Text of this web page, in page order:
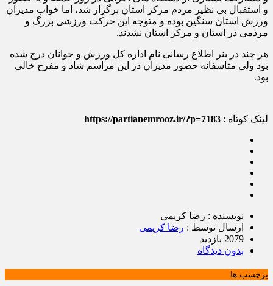
و استقبال بی نظیر مردم مرکز استان برگزار شد، اما خواب مدیران
ورزش استان سنگین بوده و متوجه این حرکت ورزشی بزرگ و
مردمی در استان و مرکز استان نشدند.
هر چند در بنر اطلاع رسانی نام اداره کل ورزش و جوانان درج شده
بود ولی متاسفانه حضور مدیران در این مراسم شاد و مفرح خالی
بود.
لینک کوتاه : https://partianemrooz.ir/?p=7183
نویسنده : رضا کریمی
ارسال توسط : رضا کریمی
2079 بازدید
بدون دیدگاه
برچسب ها